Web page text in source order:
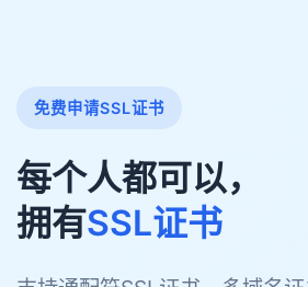
免费申请SSL证书
每个人都可以，
拥有SSL证书